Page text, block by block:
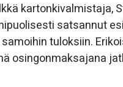
kartonkivalmistaja,
satsannut
tuloksiin.
osingonmaksajana